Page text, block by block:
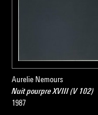
Aurelie Nemours
Nuit pourpre XVIII (V 102)
1987